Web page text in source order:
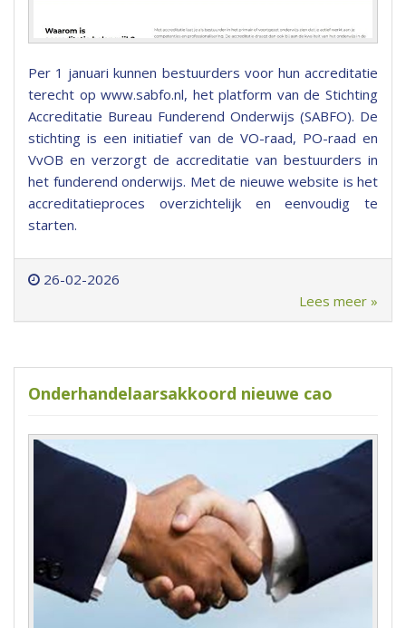
Per 1 januari kunnen bestuurders voor hun accreditatie
terecht op www.sabfo.nl, het platform van de Stichting
Accreditatie Bureau Funderend Onderwijs (SABFO). De
stichting is een initiatief van de VO-raad, PO-raad en
VvOB en verzorgt de accreditatie van bestuurders in
het funderend onderwijs. Met de nieuwe website is het
accreditatieproces overzichtelijk en eenvoudig te
starten.
26-02-2026
Lees meer »
Onderhandelaarsakkoord nieuwe cao